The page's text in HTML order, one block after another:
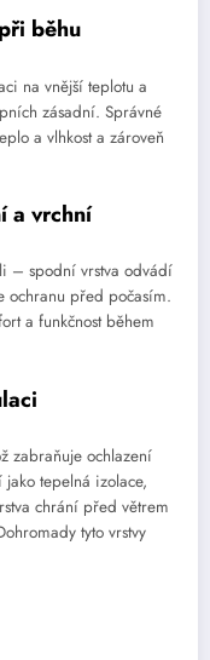
běhu
na vnější teplotu a
zásadní. Správné
a vlhkost a zároveň
a vrchní
– spodní vrstva odvádí
ochranu před počasím.
a funkčnost během
zabraňuje ochlazení
jako tepelná izolace,
chrání před větrem
tyto vrstvy